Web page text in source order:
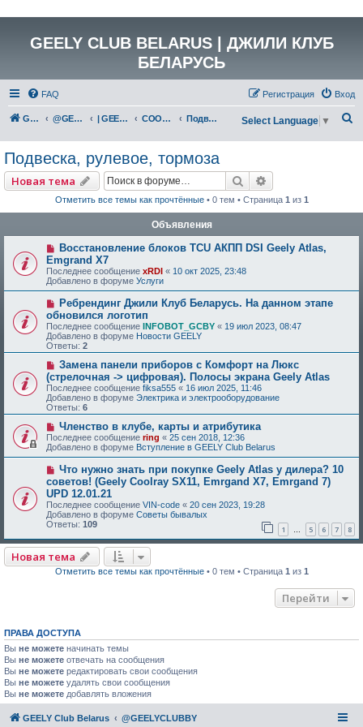
GEELY CLUB BELARUS | ДЖИЛИ КЛУБ
БЕЛАРУСЬ
FAQ Вход
Регистрация
GEELY Club Belarus @GEELYCLUBBY | GEELY КАТАЛОГ COOLRAY (SX11A3) Подвеска, рулевое, тормоза Select Language ▼
Подвеска, рулевое, тормоза
Новая тема Поиск
Отметить все темы как прочтённые• 0 тем • Страница 1 из 1
Объявления
Восстановление блоков TCU АКПП DSI Geely Atlas,
Emgrand X7
Последнее сообщение xRDI « 10 окт 2025, 23:48
Добавлено в форуме Услуги
Ребрендинг Джили Клуб Беларусь. На данном этапе
обновился логотип
Последнее сообщение INFOBOT_GCBY « 19 июл 2023, 08:47
Добавлено в форуме Новости GEELY
Ответы: 2
Замена панели приборов с Комфорт на Люкс
(стрелочная -> цифровая). Полосы экрана Geely Atlas
Последнее сообщение fiksa555 « 16 июл 2025, 11:46
Добавлено в форуме Электрика и электрооборудование
Ответы: 6
Членство в клубе, карты и атрибутика
Последнее сообщение ring « 25 сен 2018, 12:36
Добавлено в форуме Вступление в GEELY Club Belarus
Что нужно знать при покупке Geely Atlas у дилера? 10
советов! (Geely Coolray SX11, Emrgand X7, Emrgand 7)
UPD 12.01.21
Последнее сообщение VIN-code « 20 сен 2023, 19:28
Добавлено в форуме Советы бывалых
Ответы: 109 1 … 5 6 7 8
Новая тема
Отметить все темы как прочтённые• 0 тем • Страница 1 из 1
Перейти
ПРАВА ДОСТУПА
Вы не можете начинать темы
Вы не можете отвечать на сообщения
Вы не можете редактировать свои сообщения
Вы не можете удалять свои сообщения
Вы не можете добавлять вложения
GEELY Club Belarus @GEELYCLUBBY